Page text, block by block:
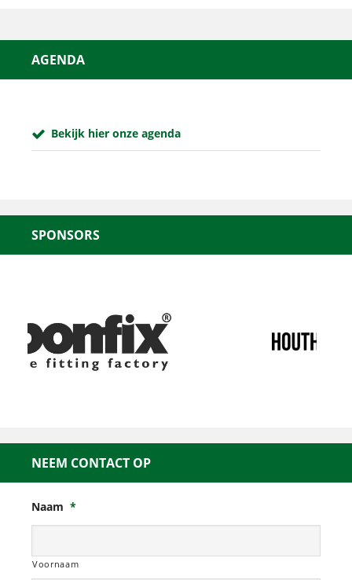
AGENDA
Bekijk hier onze agenda
SPONSORS
NEEM CONTACT OP
Naam *
Voornaam